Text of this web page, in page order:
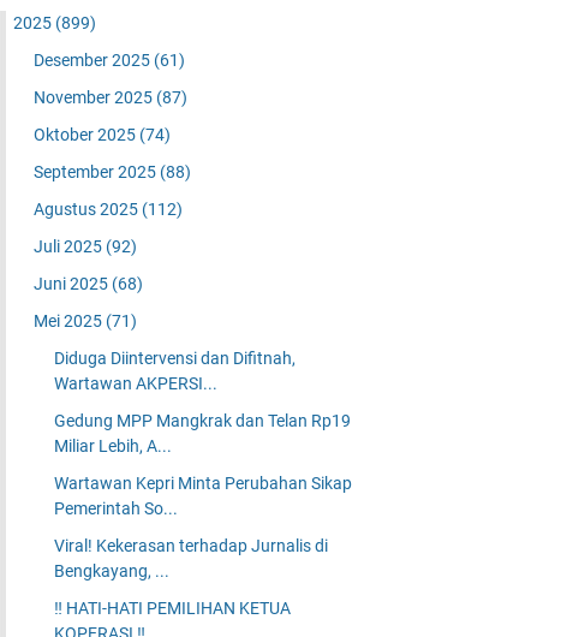
2025 (899)
Desember 2025 (61)
November 2025 (87)
Oktober 2025 (74)
September 2025 (88)
Agustus 2025 (112)
Juli 2025 (92)
Juni 2025 (68)
Mei 2025 (71)
Diduga Diintervensi dan Difitnah,
Wartawan AKPERSI...
Gedung MPP Mangkrak dan Telan Rp19
Miliar Lebih, A...
Wartawan Kepri Minta Perubahan Sikap
Pemerintah So...
Viral! Kekerasan terhadap Jurnalis di
Bengkayang, ...
‼️ HATI-HATI PEMILIHAN KETUA